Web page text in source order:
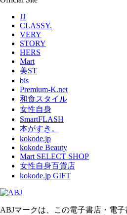
JJ
CLASSY.
VERY
STORY
HERS
Mart
美ST
bis
Premium-K.net
和食スタイル
女性自身
SmartFLASH
本がすき。
kokode.jp
kokode Beauty
Mart SELECT SHOP
女性自身百貨店
kokode.jp GIFT
ABJマークは、この電子書店・電